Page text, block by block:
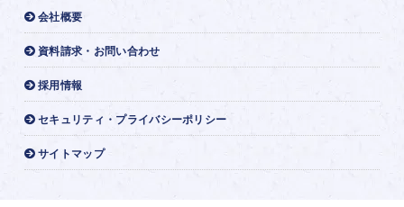
会社概要
資料請求・お問い合わせ
採用情報
セキュリティ・プライバシーポリシー
サイトマップ